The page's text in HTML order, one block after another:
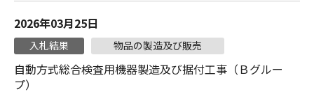
2026年03月25日
入札結果 物品の製造及び販売
自動方式総合検査用機器製造及び据付工事（Ｂグルー
プ）